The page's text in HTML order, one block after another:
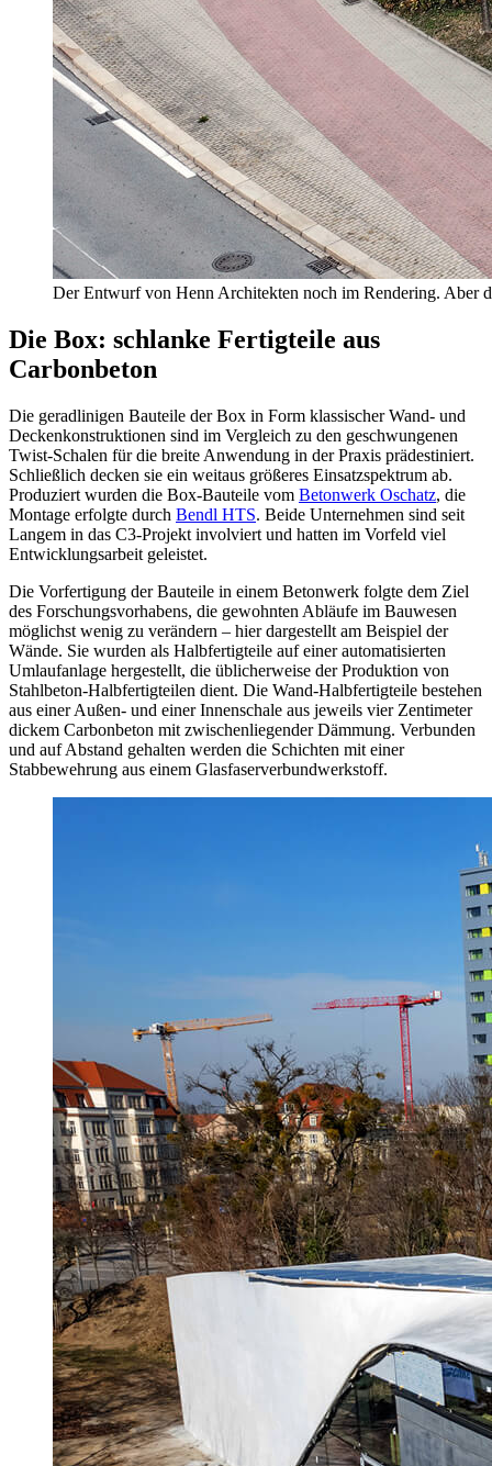
Der Entwurf von Henn Architekten noch im Rendering. Aber
Die Box: schlanke Fertigteile aus
Carbonbeton
Die geradlinigen Bauteile der Box in Form klassischer Wand- und
Deckenkonstruktionen sind im Vergleich zu den geschwungenen
Twist-Schalen für die breite Anwendung in der Praxis prädestiniert.
Schließlich decken sie ein weitaus größeres Einsatzspektrum ab.
Produziert wurden die Box-Bauteile vom Betonwerk Oschatz, die
Montage erfolgte durch Bendl HTS. Beide Unternehmen sind seit
Langem in das C3-Projekt involviert und hatten im Vorfeld viel
Entwicklungsarbeit geleistet.
Die Vorfertigung der Bauteile in einem Betonwerk folgte dem Ziel
des Forschungsvorhabens, die gewohnten Abläufe im Bauwesen
möglichst wenig zu verändern – hier dargestellt am Beispiel der
Wände. Sie wurden als Halbfertigteile auf einer automatisierten
Umlaufanlage hergestellt, die üblicherweise der Produktion von
Stahlbeton-Halbfertigteilen dient. Die Wand-Halbfertigteile bestehen
aus einer Außen- und einer Innenschale aus jeweils vier Zentimeter
dickem Carbonbeton mit zwischenliegender Dämmung. Verbunden
und auf Abstand gehalten werden die Schichten mit einer
Stabbewehrung aus einem Glasfaserverbundwerkstoff.